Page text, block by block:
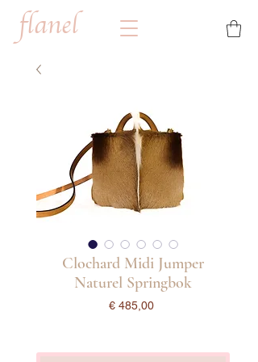
flanel
Clochard Midi Jumper
Naturel Springbok
€ 485,00Prijs